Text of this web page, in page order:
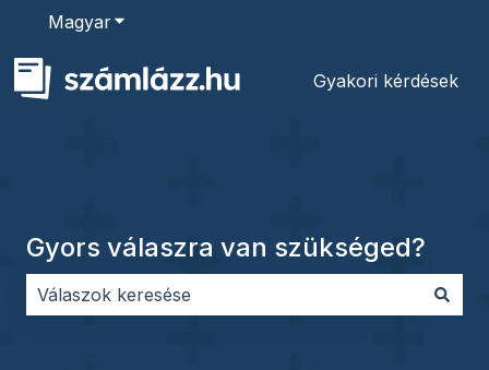
MagyarAlmenü megjelenítése fordításokhoz
Gyakori kérdések
Gyors válaszra van szükséged?